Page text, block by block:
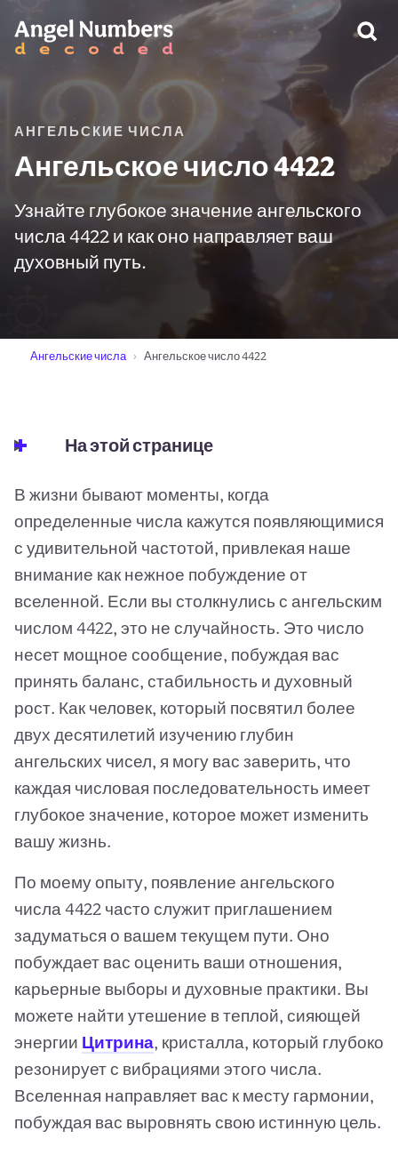
АНГЕЛЬСКИЕ ЧИСЛА
Ангельское число 4422
Узнайте глубокое значение ангельского
числа 4422 и как оно направляет ваш
духовный путь.
Ангельские числа Ангельское число 4422
На этой странице
В жизни бывают моменты, когда
определенные числа кажутся появляющимися
с удивительной частотой, привлекая наше
внимание как нежное побуждение от
вселенной. Если вы столкнулись с ангельским
числом 4422, это не случайность. Это число
несет мощное сообщение, побуждая вас
принять баланс, стабильность и духовный
рост. Как человек, который посвятил более
двух десятилетий изучению глубин
ангельских чисел, я могу вас заверить, что
каждая числовая последовательность имеет
глубокое значение, которое может изменить
вашу жизнь.
По моему опыту, появление ангельского
числа 4422 часто служит приглашением
задуматься о вашем текущем пути. Оно
побуждает вас оценить ваши отношения,
карьерные выборы и духовные практики. Вы
можете найти утешение в теплой, сияющей
энергии Цитрина, кристалла, который глубоко
резонирует с вибрациями этого числа.
Вселенная направляет вас к месту гармонии,
побуждая вас выровнять свою истинную цель.
ПРЕДУПРЕЖДЕНИЕ: